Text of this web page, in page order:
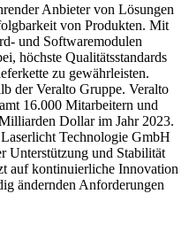
Anbieter von Lösungen
von Produkten. Mit
und Softwaremodulen
höchste Qualitätsstandards
zu gewährleisten.
der Veralto Gruppe. Veralto
16.000 Mitarbeitern und
Dollar im Jahr 2023.
Technologie GmbH
Unterstützung und Stabilität
auf kontinuierliche Innovation
ändernden Anforderungen